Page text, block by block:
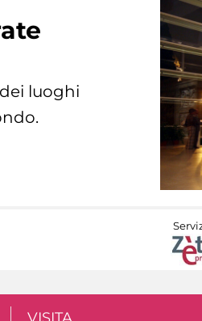
luoghi
VISITA